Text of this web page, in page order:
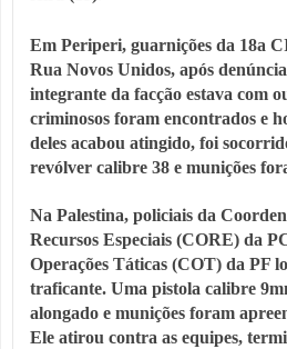
Em Periperi, guarnições da 18a
Rua Novos Unidos, após
integrante da facção estava com
criminosos foram encontrados e
deles acabou atingido, foi
revólver calibre 38 e munições
Na Palestina, policiais da
Recursos Especiais (CORE) da
Operações Táticas (COT) da PF
traficante. Uma pistola calibre
alongado e munições foram
Ele atirou contra as equipes,